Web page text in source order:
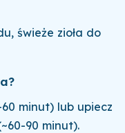
świeże zioła do
minut) lub upiecz
90 minut).